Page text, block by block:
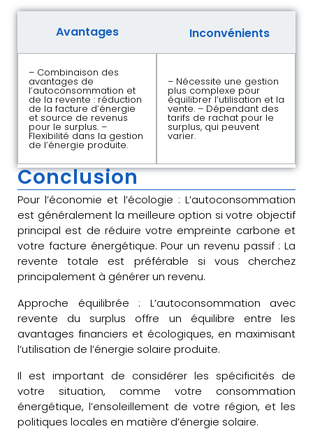
Avantages Inconvénients
– Combinaison des
avantages de
l’autoconsommation et
de la revente : réduction
de la facture d’énergie
et source de revenus
pour le surplus. –
Flexibilité dans la gestion
de l’énergie produite.
– Nécessite une gestion
plus complexe pour
équilibrer l’utilisation et la
vente. – Dépendant des
tarifs de rachat pour le
surplus, qui peuvent
varier.
Conclusion
Pour l’économie et l’écologie : L’autoconsommation
est généralement la meilleure option si votre objectif
principal est de réduire votre empreinte carbone et
votre facture énergétique. Pour un revenu passif : La
revente totale est préférable si vous cherchez
principalement à générer un revenu.
Approche équilibrée : L’autoconsommation avec
revente du surplus offre un équilibre entre les
avantages financiers et écologiques, en maximisant
l’utilisation de l’énergie solaire produite.
Il est important de considérer les spécificités de
votre situation, comme votre consommation
énergétique, l’ensoleillement de votre région, et les
politiques locales en matière d’énergie solaire.